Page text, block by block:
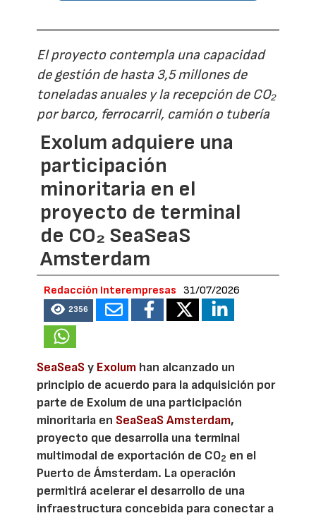
El proyecto contempla una capacidad
de gestión de hasta 3,5 millones de
toneladas anuales y la recepción de CO₂
por barco, ferrocarril, camión o tubería
Exolum adquiere una
participación
minoritaria en el
proyecto de terminal
de CO₂ SeaSeaS
Amsterdam
Redacción Interempresas 31/07/2026
2356
SeaSeaSy Exolum han alcanzado un
principio de acuerdo para la adquisición por
parte de Exolum de una participación
minoritaria en SeaSeaS Amsterdam,
proyecto que desarrolla una terminal
multimodal de exportación de CO2 en el
Puerto de Ámsterdam. La operación
permitirá acelerar el desarrollo de una
infraestructura concebida para conectar a